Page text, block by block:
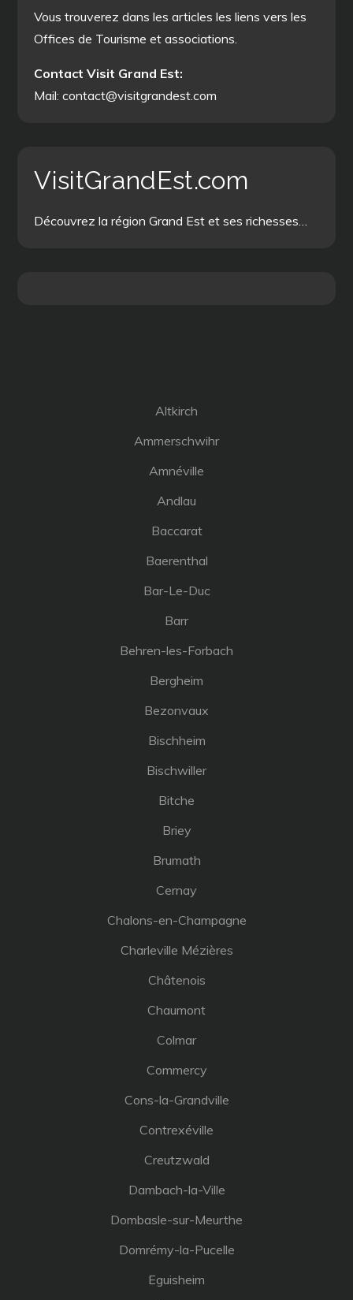
Vous trouverez dans les articles les liens vers les
Offices de Tourisme et associations.
Contact Visit Grand Est:
Mail: contact@visitgrandest.com
VisitGrandEst.com
Découvrez la région Grand Est et ses richesses…
Altkirch
Ammerschwihr
Amnéville
Andlau
Baccarat
Baerenthal
Bar-Le-Duc
Barr
Behren-les-Forbach
Bergheim
Bezonvaux
Bischheim
Bischwiller
Bitche
Briey
Brumath
Cernay
Chalons-en-Champagne
Charleville Mézières
Châtenois
Chaumont
Colmar
Commercy
Cons-la-Grandville
Contrexéville
Creutzwald
Dambach-la-Ville
Dombasle-sur-Meurthe
Domrémy-la-Pucelle
Eguisheim